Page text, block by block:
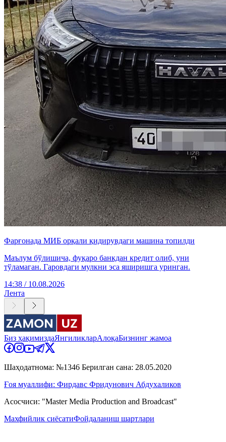
Фарғонада МИБ орқали қидирувдаги машина топилди
Маълум бўлишича, фуқаро банкдан кредит олиб, уни
тўламаган. Гаровдаги мулкни эса яширишга уринган.
14:38 / 10.08.2026
Лента
Биз ҳақимиздаЯнгиликларАлоқаБизнинг жамоа
Шаҳодатнома: №1346 Берилган сана: 28.05.2020
Ғоя муаллифи: Фирдавс Фридунович Абдухаликов
Асосчиси: "Master Media Production and Broadcast"
Махфийлик сиёсатиФойдаланиш шартлари